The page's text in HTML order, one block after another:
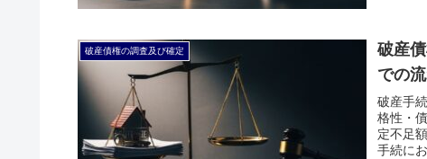
破産債権の調査及び確定
破産
での
破産手
格性・
定不足
手続に